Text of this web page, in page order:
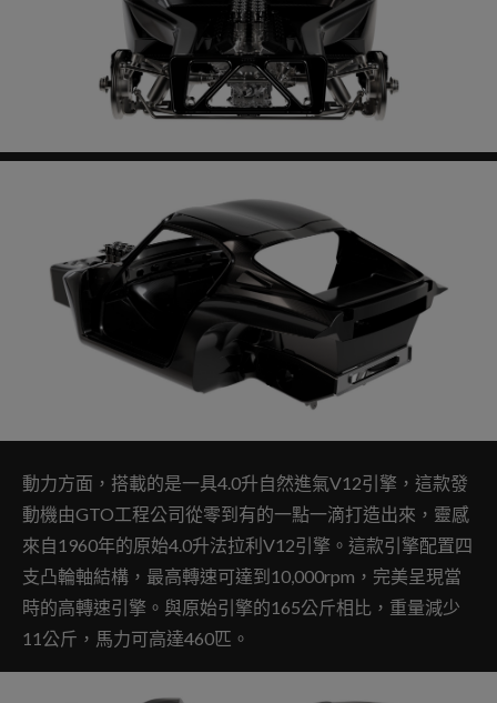
動力方面，搭載的是一具4.0升自然進氣V12引擎，這款發
動機由GTO工程公司從零到有的一點一滴打造出來，靈感
來自1960年的原始4.0升法拉利V12引擎。這款引擎配置四
支凸輪軸結構，最高轉速可達到10,000rpm，完美呈現當
時的高轉速引擎。與原始引擎的165公斤相比，重量減少
11公斤，馬力可高達460匹。